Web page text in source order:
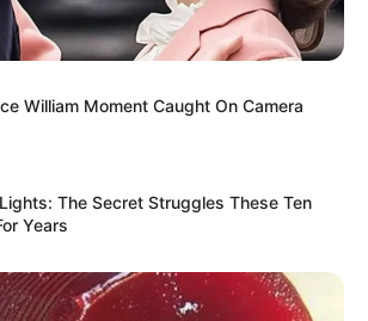
William Moment Caught On Camera
The Secret Struggles These Ten
Years